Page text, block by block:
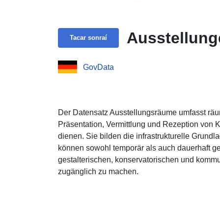
Tacar sonraí
GovData
Der Datensatz Ausstellungsräume umfasst
Präsentation, Vermittlung und Rezeption von
dienen. Sie bilden die infrastrukturelle
können sowohl temporär als auch dauerhaft
gestalterischen, konservatorischen und
zugänglich zu machen.